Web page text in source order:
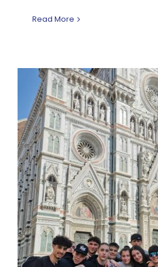
Read More
Gita a
nostri
News